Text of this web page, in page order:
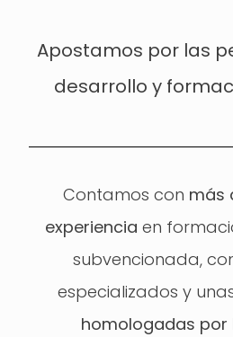
Apostamos por las
desarrollo y
Contamos con más
experiencia en
subvencionada,
especializados y
homologadas por